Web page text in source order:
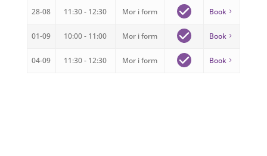
28-08 11:30 - 12:30 Mor i form Book
01-09 10:00 - 11:00 Mor i form Book
04-09 11:30 - 12:30 Mor i form Book